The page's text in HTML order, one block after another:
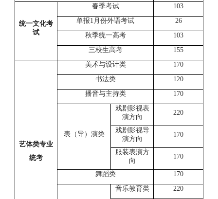
统一文化考
试
春季考试
103
单报1月份外语考试
26
秋季统一高考
103
三校生高考
155
艺体类专业
统考
美术与设计类
170
书法类
120
播音与主持类
170
表（导）演类
戏剧影视表
演方向
220
戏剧影视导
演方向
170
服装表演方
向
170
舞蹈类 170
音乐教育类
220